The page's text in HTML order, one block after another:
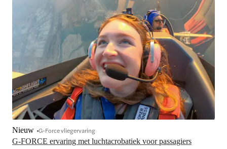
G-FORCE ervaring met luchtacrobatiek voor passagiers
Nieuw G-Force vliegervaring